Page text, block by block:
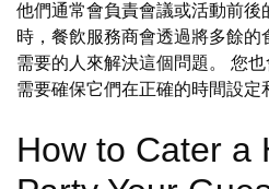
他們通常會負責會議或活動前後
時，餐飲服務商會透過將多餘的
需要的人來解決這個問題。 您
需要確保它們在正確的時間設定
How to Cater a